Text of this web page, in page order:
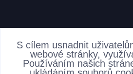
AKTUALITY
S cílem usnadnit
webové stránky,
Používáním našich